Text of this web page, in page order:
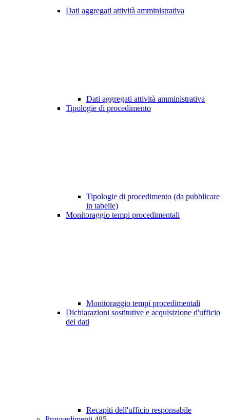
Dati aggregati attività amministrativa
Dati aggregati attività amministrativa
Tipologie di procedimento
Tipologie di procedimento (da pubblicare
in tabelle)
Monitoraggio tempi procedimentali
Monitoraggio tempi procedimentali
Dichiarazioni sostitutive e acquisizione d'ufficio
dei dati
Recapiti dell'ufficio responsabile